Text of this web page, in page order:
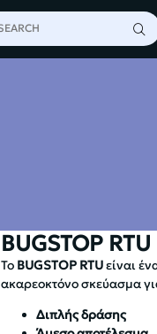
BUGSTOP RTU
To BUGSTOP RTUείναι
ακαρεοκτόνο σκεύασμα
Διπλής δράσης